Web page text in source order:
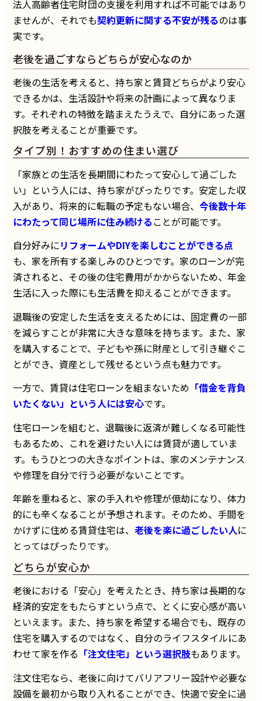
法人高齢者住宅財団の支援を利用すれば不可能ではあり
ませんが、それでも契約更新に関する不安が残るのは事
実です。
老後を過ごすならどちらが安心なのか
老後の生活を考えると、持ち家と賃貸どちらがより安心
できるかは、生活設計や将来の計画によって異なりま
す。それぞれの特徴を踏まえたうえで、自分にあった選
択肢を考えることが重要です。
タイプ別！おすすめの住まい選び
「家族との生活を長期間にわたって安心して過ごした
い」という人には、持ち家がぴったりです。安定した収
入があり、将来的に転職の予定もない場合、今後数十年
にわたって同じ場所に住み続けることが可能です。
自分好みにリフォームやDIYを楽しむことができる点
も、家を所有する楽しみのひとつです。家のローンが完
済されると、その後の住宅費用がかからないため、年金
生活に入った際にも生活費を抑えることができます。
退職後の安定した生活を支えるためには、固定費の一部
を減らすことが非常に大きな意味を持ちます。また、家
を購入することで、子どもや孫に財産として引き継ぐこ
とができ、資産として残せるという点も魅力です。
一方で、賃貸は住宅ローンを組まないため 「借金を背負
いたくない」という人には安心です。
住宅ローンを組むと、退職後に返済が難しくなる可能性
もあるため、これを避けたい人には賃貸が適していま
す。もうひとつの大きなポイントは、家のメンテナンス
や修理を自分で行う必要がないことです。
年齢を重ねると、家の手入れや修理が億劫になり、体力
的にも辛くなることが予想されます。そのため、手間を
かけずに住める賃貸住宅は、老後を楽に過ごしたい人に
とってはぴったりです。
どちらが安心か
老後における「安心」を考えたとき、持ち家は長期的な
経済的安定をもたらすという点で、とくに安心感が高い
といえます。また、持ち家を希望する場合でも、既存の
住宅を購入するのではなく、自分のライフスタイルにあ
わせて家を作る 「注文住宅」という選択肢もあります。
注文住宅なら、老後に向けてバリアフリー設計や必要な
設備を最初から取り入れることができ、快適で安全に過